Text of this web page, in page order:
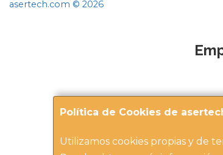
Política de Cookies de
Utilizamos cookies propias y de
asertech.com © 2026